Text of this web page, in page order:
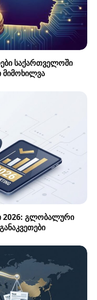
საქართველოში
2026: გლობალური